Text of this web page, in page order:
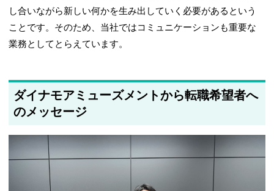
し合いながら新しい何かを生み出していく必要があるという
ことです。そのため、当社ではコミュニケーションも重要な
業務としてとらえています。
ダイナモアミューズメントから転職希望者へ
のメッセージ